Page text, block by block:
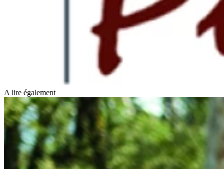
A lire également